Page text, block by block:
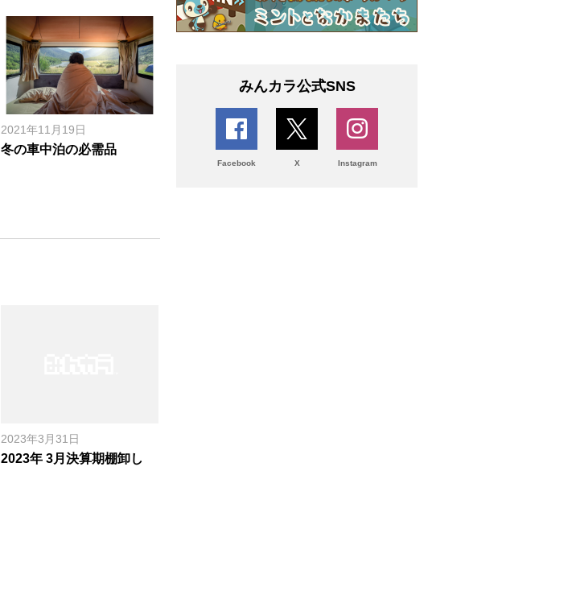
2021年11月19日
冬の車中泊の必需品
2023年3月31日
2023年 3月決算期棚卸し
みんカラ公式SNS
Facebook X Instagram